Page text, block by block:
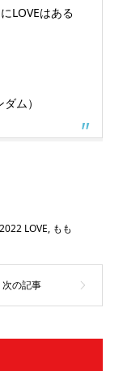
LOVEはある
ム）
LOVE, もも